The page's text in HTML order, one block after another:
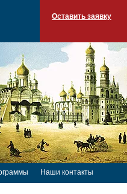
Оставить заявку
Наши контакты